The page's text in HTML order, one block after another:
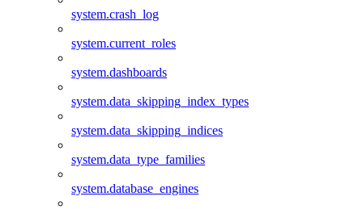
system.crash_log
system.current_roles
system.dashboards
system.data_skipping_index_types
system.data_skipping_indices
system.data_type_families
system.database_engines